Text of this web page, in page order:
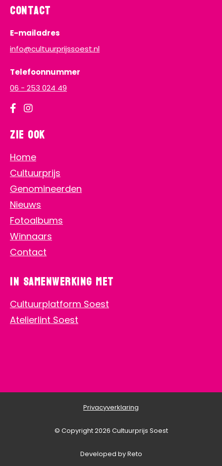
Contact
E-mailadres
info@cultuurprijssoest.nl
Telefoonnummer
06 - 253 024 49
Zie ook
Home
Cultuurprijs
Genomineerden
Nieuws
Fotoalbums
Winnaars
Contact
In samenwerking met
Cultuurplatform Soest
Atelierlint Soest
Privacyverklaring
© Copyright 2026 Cultuurprijs Soest
Developed by Reto